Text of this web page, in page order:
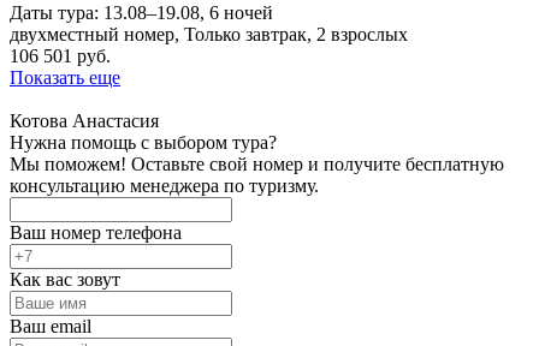
Даты тура: 13.08–19.08, 6 ночей
двухместный номер, Только завтрак, 2 взрослых
106 501 руб.
Показать еще
Котова Анастасия
Нужна помощь с выбором тура?
Мы поможем! Оставьте свой номер и получите бесплатную
консультацию менеджера по туризму.
Ваш номер телефона
Как вас зовут
Ваш email